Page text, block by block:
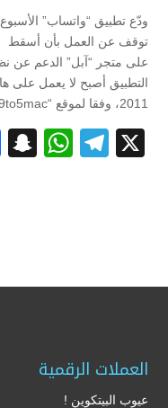
ودّع تطبيق “واتساب”
توقف عن العمل بأن أسقط
2011، وفقا لموقع “9to5mac”. يذكر أن واتساب يطلب …
X
العملات الرقمية
عيوب البيتكوين !